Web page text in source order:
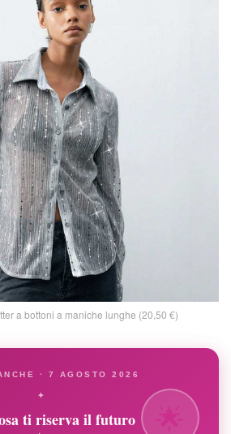
a bottoni a maniche lunghe (20,50 €)
· 7 AGOSTO 2026
✦
ti riserva il futuro